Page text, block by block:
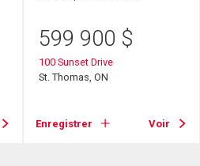
599 900 $
100 Sunset Drive
St. Thomas, ON
Enregistrer Voir